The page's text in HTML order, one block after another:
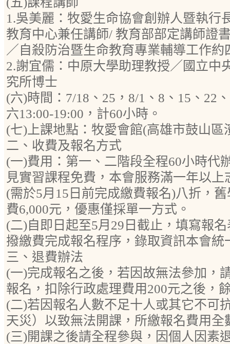
1.吳美麗：牧愛生命協會創辦人暨執行
教育中心兼任講師/ 教育部部定講師證
／自殺防治暨生命教育專業輔導工作約
2.謝宜儒：中原大學助理教授／國立中
究所博士
(六)時間：7/18、25，8/1、8、15、22
六13:00-19:00，計60小時。
(七)上課地點：牧愛會館(高雄市鼓山區
二、收費及報名方式
(一)費用：第一、二階段全程60小時代
見實習課程免費，本會服務滿一年以
(需於5月15日前完成繳費報名)八折，
費6,000元，優惠僅採單一方式。
(二)自即日起至5月29日截止，填寫報
撥繳費完成報名程序，錄取資訊本會統
三、退費辦法
(一)完成報名之後，若因故無法參加，
報名，扣除行政處理費用200元之後，
(二)若因報名人數不足十人或其它不可
天災）以致無法開課，所繳報名費用全
(三)開課之後請全程參與，因個人因素